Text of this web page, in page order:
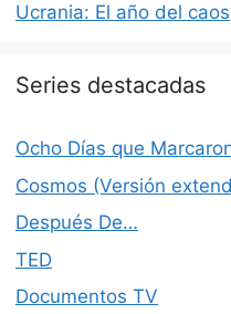
Ucrania: El año del caos
Series destacadas
Ocho Días que
Cosmos (Versión
Después De…
TED
Documentos TV